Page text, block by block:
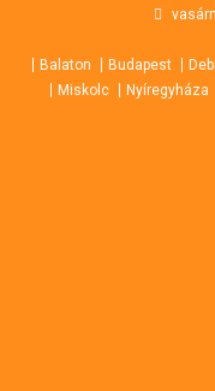
contentBalaton Budapest
Miskolc
Nyíregyháza